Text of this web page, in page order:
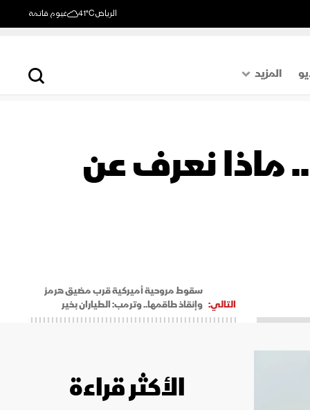
الرياض41°C غيوم قاتمة
المزيد
اقتصاد
ماذا نعرف عن
التالي:
سقوط مروحية أميركية قرب مضيق هرمز
وإنقاذ طاقمها.. وترمب: الطياران بخير
الأكثر قراءة